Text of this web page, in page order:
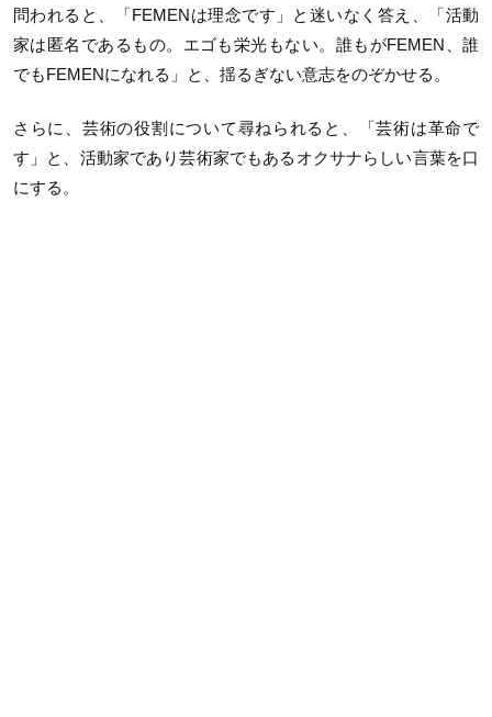
問われると、「FEMENは理念です」と迷いなく答え、「活動
家は匿名であるもの。エゴも栄光もない。誰もがFEMEN、誰
でもFEMENになれる」と、揺るぎない意志をのぞかせる。
さらに、芸術の役割について尋ねられると、「芸術は革命で
す」と、活動家であり芸術家でもあるオクサナらしい言葉を口
にする。